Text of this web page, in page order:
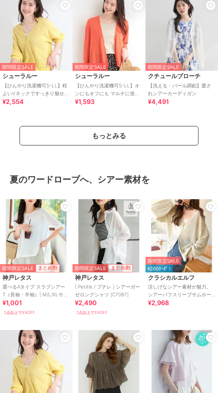
期間限定SALE
シューラルー
【ひんやり洗濯機可S-LL】程
よいVネックですっきり魅せる
ジップアップ 7分袖シアーカー
¥2,554
期間限定SALE
シューラルー
【ひんやり洗濯機可S-LL】オ
ンにもオフにも マルチに使え
るボタンレスカーディガン
¥1,593
期間限定SALE
クチュールブローチ
【洗える・パール調釦】愛さ
れシアーカーディガン
¥4,491
もっとみる
夏のワードローブへ、シアー素材を
期間限定SALE まとめ割
神戸レタス
選べる4タイプ スラブシアー
T（長袖・半袖）[ M/L/XLサイ
ズ ] [C7325]
¥1,001
2点以上で5%OFF
期間限定SALE まとめ割
神戸レタス
[ Petitle / プチレ ] シアーガー
ゼロングシャツ [C7087]
¥2,490
2点以上で5%OFF
期間限定SALE
¥200ｸｰﾎﾟﾝ
クラシカルエルフ
涼しげなシアー素材が魅力。
シアーパフスリーブサムホー
ルVネックニットカーディガン
¥2,968